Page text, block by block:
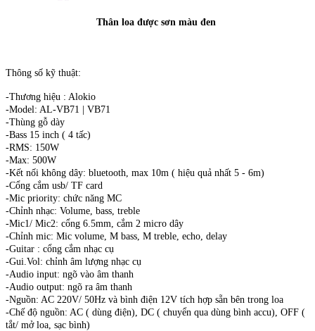
Thân loa được sơn màu đen
Thông số kỹ thuật:
-Thương hiệu : Alokio
-Model: AL-VB71 | VB71
-Thùng gỗ dày
-Bass 15 inch ( 4 tấc)
-RMS: 150W
-Max: 500W
-Kết nối không dây: bluetooth, max 10m ( hiệu quả nhất 5 - 6m)
-Cổng cắm usb/ TF card
-Mic priority: chức năng MC
-Chỉnh nhạc: Volume, bass, treble
-Mic1/ Mic2: cổng 6.5mm, cắm 2 micro dây
-Chỉnh mic: Mic volume, M bass, M treble, echo, delay
-Guitar : cổng cắm nhạc cụ
-Gui.Vol: chỉnh âm lượng nhạc cụ
-Audio input: ngõ vào âm thanh
-Audio output: ngõ ra âm thanh
-Nguồn: AC 220V/ 50Hz và bình điện 12V tích hợp sẵn bên trong loa
-Chế độ nguồn: AC ( dùng điện), DC ( chuyển qua dùng bình accu), OFF (
tắt/ mở loa, sạc bình)